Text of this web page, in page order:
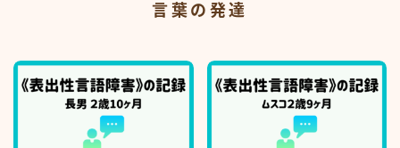
長男・言葉発達の記録
リアル愛用品
言葉の発達